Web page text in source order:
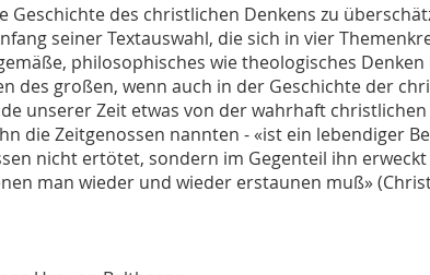
Geschichte des christlichen Denkens zu
seiner Textauswahl, die sich in vier
philosophisches wie theologisches
des großen, wenn auch in der Geschichte der
unserer Zeit etwas von der wahrhaft christlichen
die Zeitgenossen nannten - «ist ein lebendiger
nicht ertötet, sondern im Gegenteil ihn
man wieder und wieder erstaunen muß»